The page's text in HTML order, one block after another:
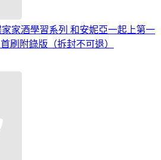
家酒學習系列 和安妮亞一起上第一
刷附錄版（拆封不可退）